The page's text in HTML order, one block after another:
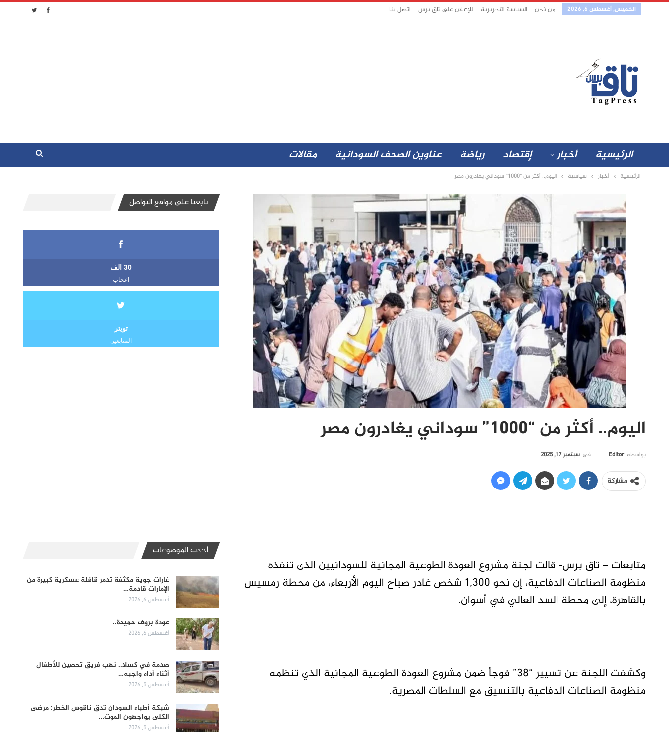
الخميس, أغسطس 6, 2026 من نحن السياسة التحريرية للإعلان على تاق برس اتصل بنا
الرئيسية أخبار إقتصاد رياضة عناوين الصحف السودانية مقالات
الرئيسية أخبار سياسية اليوم.. أكثر من “1000” سوداني يغادرون مصر
اليوم.. أكثر من “1000” سوداني يغادرون مصر
بواسطة Editor في سبتمبر 17, 2025
مشاركة
متابعات – تاق برس- قالت لجنة مشروع العودة الطوعية المجانية للسودانيين الذى تنفذه
منظومة الصناعات الدفاعية، إن نحو 1,300 شخص غادر صباح اليوم الأربعاء، من محطة رمسيس
بالقاهرة، إلى محطة السد العالي في أسوان.
وكشفت اللجنة عن تسيير “38” فوجاً ضمن مشروع العودة الطوعية المجانية الذي تنظمه
منظومة الصناعات الدفاعية بالتنسيق مع السلطات المصرية.
تابعنا على مواقع التواصل
30 الف
اعجاب
تويتر
المتابعين
أحدث الموضوعات
غارات جوية مكثفة تدمر قافلة عسكرية كبيرة من
الإمارات قادمة…
أغسطس 6, 2026
عودة بروف حميدة..
أغسطس 6, 2026
صدمة في كسلا.. نهب فريق تحصين للأطفال
أثناء أداء واجبه…
أغسطس 5, 2026
شبكة أطباء السودان تدق ناقوس الخطر: مرضى
الكلى يواجهون الموت…
أغسطس 5, 2026